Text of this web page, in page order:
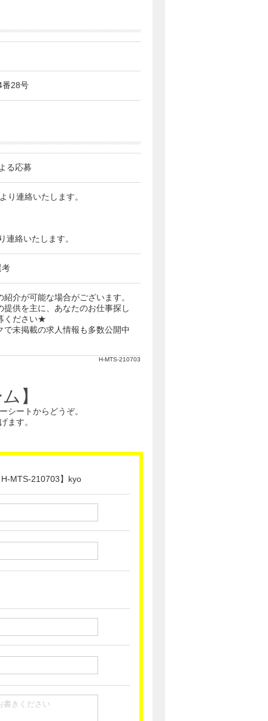
番28号
る応募
り連絡いたします。
絡いたします。
考
介が可能な場合がございます。
提供を主に、あなたのお仕事探し
ください★
未掲載の求人情報も多数公開中
H-MTS-210703
】
シートからどうぞ。
ます。
H-MTS-210703】kyo